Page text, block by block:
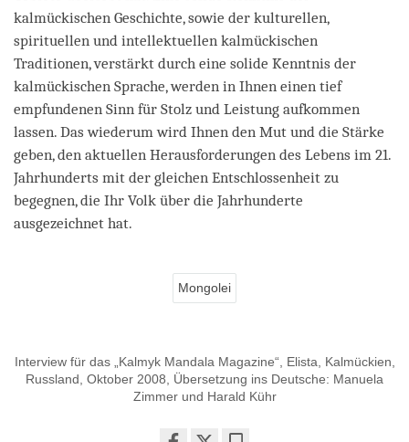
kalmückischen Geschichte, sowie der kulturellen,
spirituellen und intellektuellen kalmückischen
Traditionen, verstärkt durch eine solide Kenntnis der
kalmückischen Sprache, werden in Ihnen einen tief
empfundenen Sinn für Stolz und Leistung aufkommen
lassen. Das wiederum wird Ihnen den Mut und die Stärke
geben, den aktuellen Herausforderungen des Lebens im 21.
Jahrhunderts mit der gleichen Entschlossenheit zu
begegnen, die Ihr Volk über die Jahrhunderte
ausgezeichnet hat.
Mongolei
Interview für das „Kalmyk Mandala Magazine“, Elista, Kalmückien,
Russland, Oktober 2008, Übersetzung ins Deutsche: Manuela
Zimmer und Harald Kühr